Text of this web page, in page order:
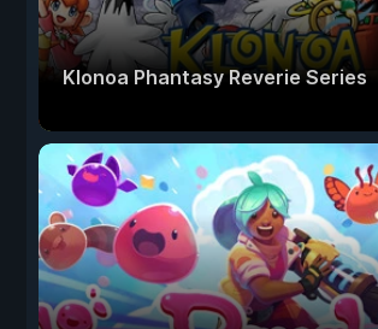
Klonoa Phantasy Reverie Series